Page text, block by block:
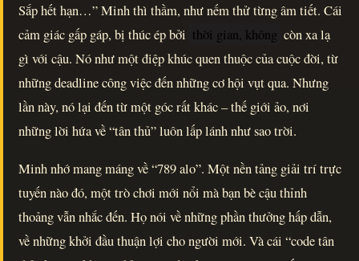
Sắp hết hạn…” Minh thì thầm, như nếm thử từng âm tiết. Cái
cảm giác gấp gáp, bị thúc ép bởi thời gian, không còn xa lạ
gì với cậu. Nó như một điệp khúc quen thuộc của cuộc đời, từ
những deadline công việc đến những cơ hội vụt qua. Nhưng
lần này, nó lại đến từ một góc rất khác – thế giới ảo, nơi
những lời hứa về “tân thủ” luôn lấp lánh như sao trời.
Minh nhớ mang máng về “789 alo”. Một nền tảng giải trí trực
tuyến nào đó, một trò chơi mới nổi mà bạn bè cậu thỉnh
thoảng vẫn nhắc đến. Họ nói về những phần thưởng hấp dẫn,
về những khởi đầu thuận lợi cho người mới. Và cái “code tân